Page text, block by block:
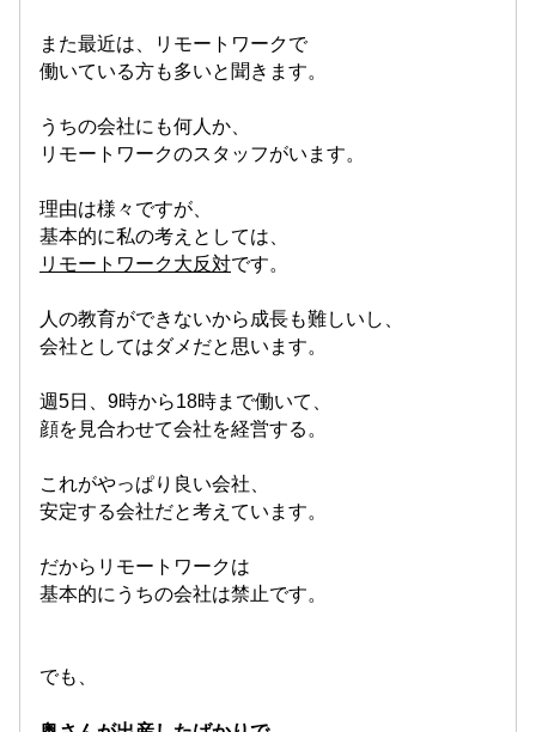
また最近は、リモートワークで
働いている方も多いと聞きます。
うちの会社にも何人か、
リモートワークのスタッフがいます。
理由は様々ですが、
基本的に私の考えとしては、
リモートワーク大反対です。
人の教育ができないから成長も難しいし、
会社としてはダメだと思います。
週5日、9時から18時まで働いて、
顔を見合わせて会社を経営する。
これがやっぱり良い会社、
安定する会社だと考えています。
だからリモートワークは
基本的にうちの会社は禁止です。
でも、